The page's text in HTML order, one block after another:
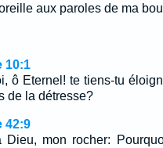
aux paroles de ma
10:1
ô Eternel! te tiens-tu
de la détresse?
42:9
mon rocher: